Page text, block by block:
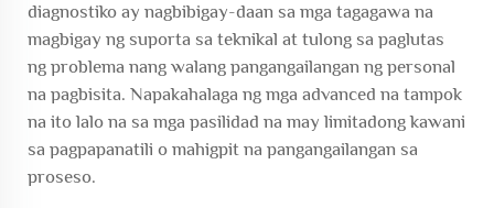
diagnostiko ay nagbibigay-daan sa mga tagagawa na
magbigay ng suporta sa teknikal at tulong sa paglutas
ng problema nang walang pangangailangan ng personal
na pagbisita. Napakahalaga ng mga advanced na tampok
na ito lalo na sa mga pasilidad na may limitadong kawani
sa pagpapanatili o mahigpit na pangangailangan sa
proseso.